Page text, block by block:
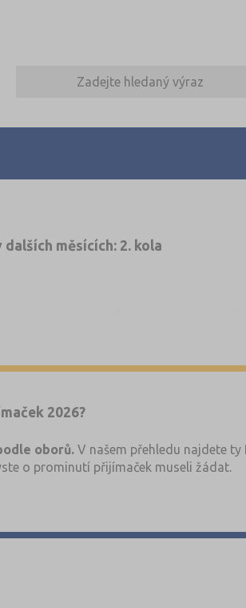
měsících: 2. kola
k článku.
2026?
oborů.V našem přehledu najdete
o prominutí přijímaček museli žádat.